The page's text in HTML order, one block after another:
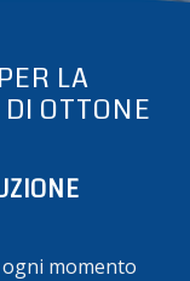
LA
OTTONE
momento